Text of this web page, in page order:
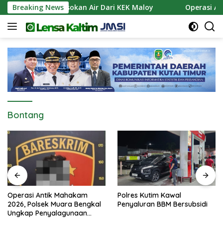
Langsung
ke
konten
Breaking News
Siapkan Pasokan Air Dari KEK Maloy Operasi Antik
Bontang
Operasi Antik Mahakam
2026, Polsek Muara Bengkal
Ungkap Penyalagunaan
Polres Kutim Kawal
Penyaluran BBM Bersubsidi